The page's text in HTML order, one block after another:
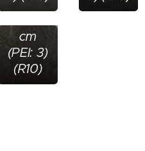
antracite
cm
(PEI: 3)
(R10)